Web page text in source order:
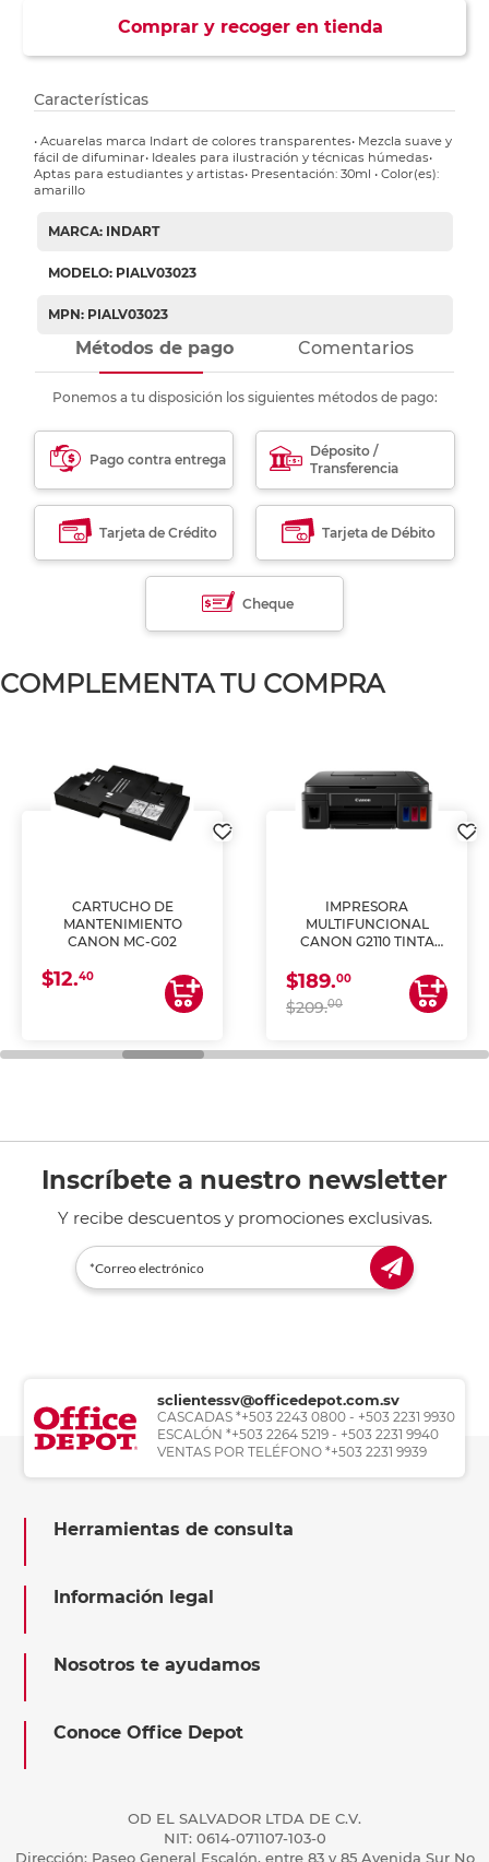
Comprar y recoger en tienda
Características
• Acuarelas marca Indart de colores transparentes• Mezcla suave y
fácil de difuminar• Ideales para ilustración y técnicas húmedas•
Aptas para estudiantes y artistas• Presentación: 30ml • Color(es):
amarillo
MARCA: INDART
MODELO: PIALV03023
MPN: PIALV03023
Métodos de pago Comentarios
Ponemos a tu disposición los siguientes métodos de pago:
Pago contra entrega
Déposito /
Transferencia
Tarjeta de Crédito Tarjeta de Débito
Cheque
COMPLEMENTA TU COMPRA
CARTUCHO DE
MANTENIMIENTO
CANON MC-G02
$12.40
IMPRESORA
MULTIFUNCIONAL
CANON G2110 TINTA
$189.00
$209.00
Inscríbete a nuestro newsletter
Y recibe descuentos y promociones exclusivas.
sclientessv@officedepot.com.sv
CASCADAS *+503 2243 0800 - +503 2231 9930
ESCALÓN *+503 2264 5219 - +503 2231 9940
VENTAS POR TELÉFONO *+503 2231 9939
Herramientas de consulta
Información legal
Nosotros te ayudamos
Conoce Office Depot
OD EL SALVADOR LTDA DE C.V.
NIT: 0614-071107-103-0
Dirección: Paseo General Escalón, entre 83 y 85 Avenida Sur No